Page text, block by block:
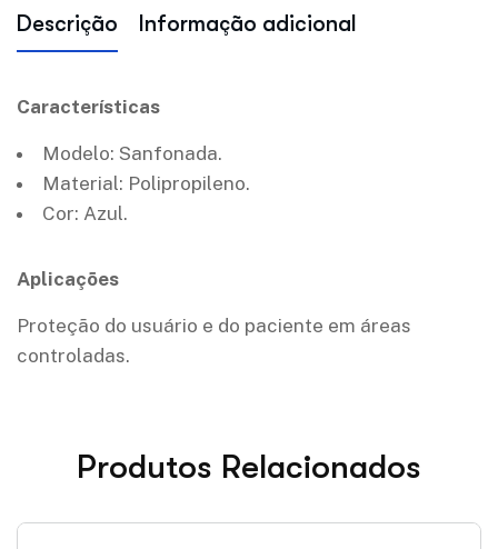
Descrição Informação adicional
Características
Modelo: Sanfonada.
Material: Polipropileno.
Cor: Azul.
Aplicações
Proteção do usuário e do paciente em áreas
controladas.
Produtos Relacionados